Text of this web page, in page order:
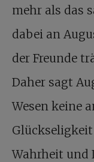
mehr als das
dabei an
der Freunde
Daher sagt
Wesen keine
Wahrheit und